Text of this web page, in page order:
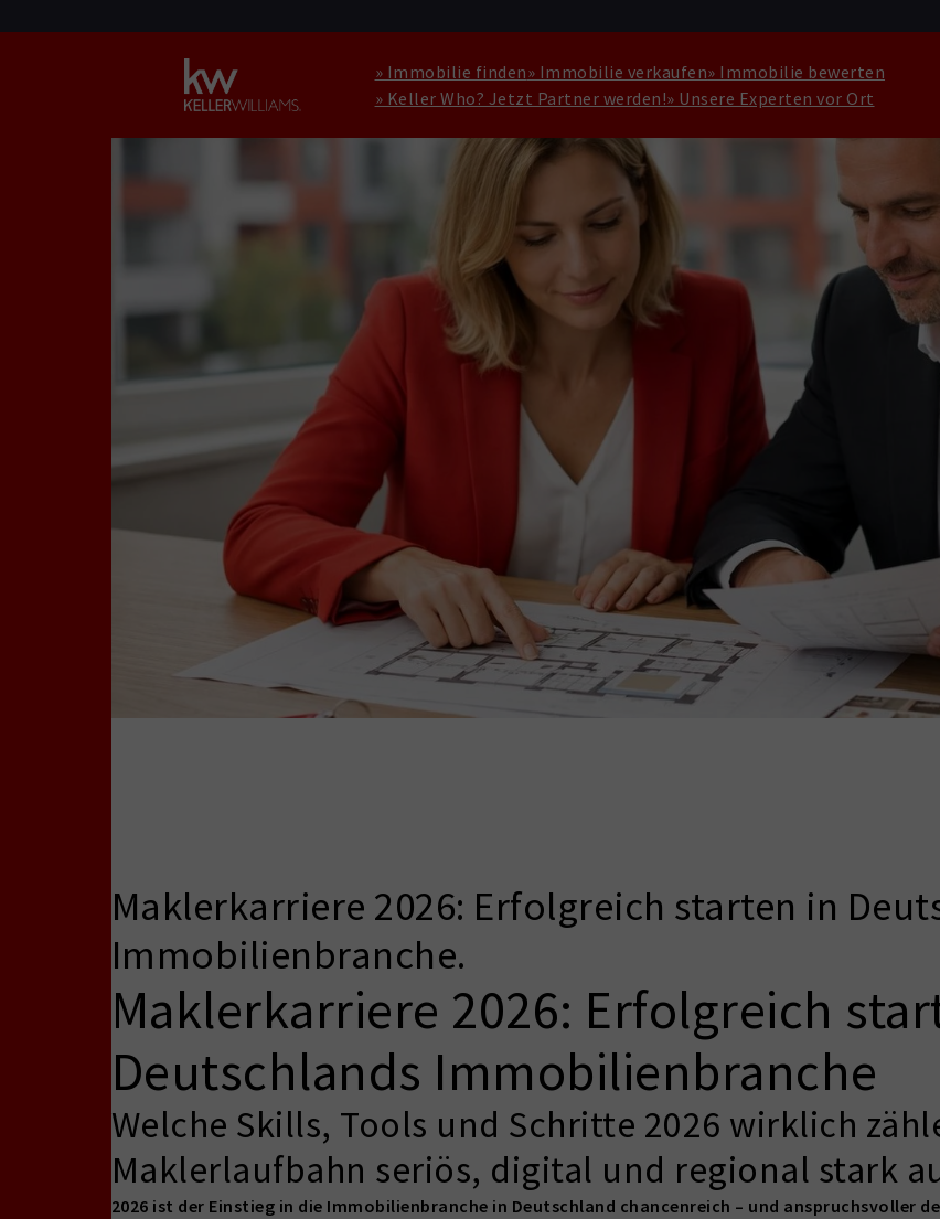
» Immobilie finden» Immobilie verkaufen» Immobilie bewerten
» Keller Who? Jetzt Partner werden!» Unsere Experten vor Ort
Maklerkarriere 2026: Erfolgreich starten in
Immobilienbranche.
Maklerkarriere 2026: Erfolgreich
Deutschlands Immobilienbranche
Welche Skills, Tools und Schritte 2026 wirklich
Maklerlaufbahn seriös, digital und regional stark
2026 ist der Einstieg in die Immobilienbranche in Deutschland chancenreich – und anspruchsvoller